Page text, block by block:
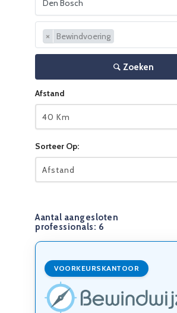
× Bewindvoering
Zoeken
Afstand
40 Km
Sorteer Op:
Afstand
Aantal aangesloten
professionals: 6
VOORKEURSKANTOOR